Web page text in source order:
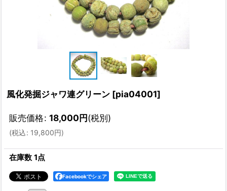
風化発掘ジャワ連グリーン [pia04001]
販売価格: 18,000円(税別)
(税込: 19,800円)
在庫数 1点
Facebookでシェア